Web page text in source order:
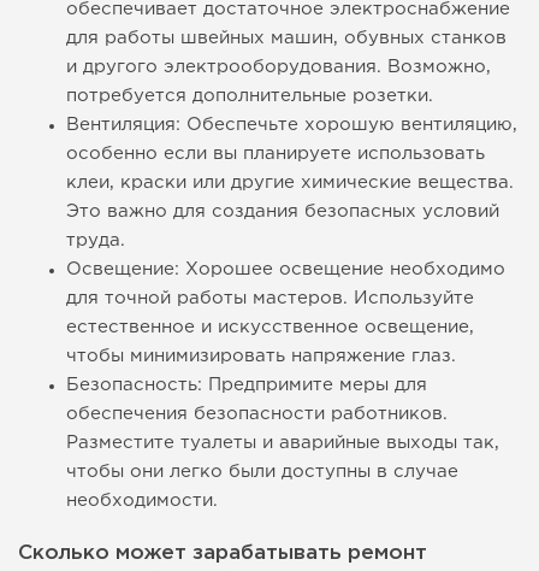
обеспечивает достаточное электроснабжение
для работы швейных машин, обувных станков
и другого электрооборудования. Возможно,
потребуется дополнительные розетки.
Вентиляция: Обеспечьте хорошую вентиляцию,
особенно если вы планируете использовать
клеи, краски или другие химические вещества.
Это важно для создания безопасных условий
труда.
Освещение: Хорошее освещение необходимо
для точной работы мастеров. Используйте
естественное и искусственное освещение,
чтобы минимизировать напряжение глаз.
Безопасность: Предпримите меры для
обеспечения безопасности работников.
Разместите туалеты и аварийные выходы так,
чтобы они легко были доступны в случае
необходимости.
Сколько может зарабатывать ремонт